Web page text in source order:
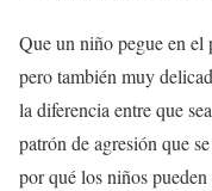
Que un niño pegue en el
pero también muy
la diferencia entre que
patrón de agresión que
por qué los niños